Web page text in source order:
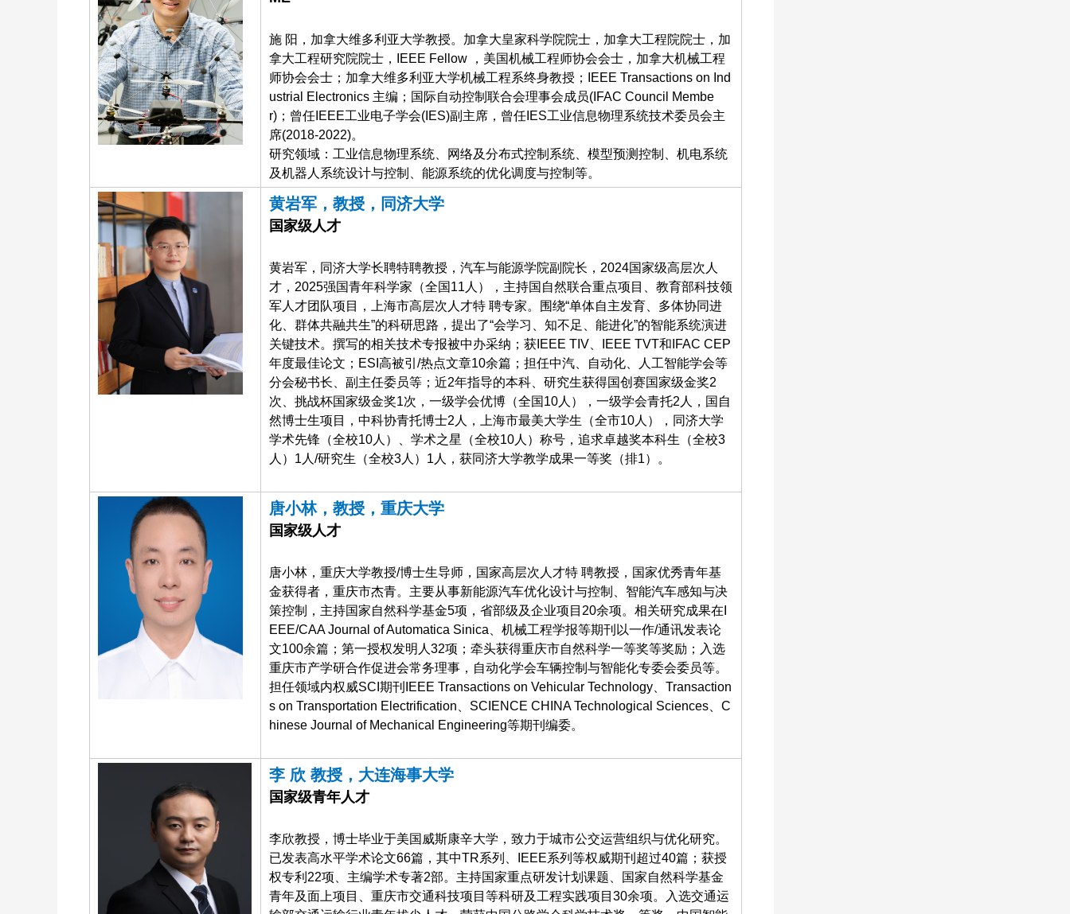
施 阳，加拿大维多利亚大学教授。加拿大皇家科学院院士，加拿大工程院院士，加
拿大工程研究院院士，IEEE Fellow ，美国机械工程师协会会士，加拿大机械工程
师协会会士；加拿大维多利亚大学机械工程系终身教授；IEEE Transactions on Ind
ustrial Electronics 主编；国际自动控制联合会理事会成员(IFAC Council Membe
r)；曾任IEEE工业电子学会(IES)副主席，曾任IES工业信息物理系统技术委员会主
席(2018-2022)。
研究领域：工业信息物理系统、网络及分布式控制系统、模型预测控制、机电系统
及机器人系统设计与控制、能源系统的优化调度与控制等。
黄岩军，教授，同济大学
国家级人才
黄岩军，同济大学长聘特聘教授，汽车与能源学院副院长，2024国家级高层次人
才，2025强国青年科学家（全国11人），主持国自然联合重点项目、教育部科技领
军人才团队项目，上海市高层次人才特 聘专家。围绕“单体自主发育、多体协同进
化、群体共融共生”的科研思路，提出了“会学习、知不足、能进化”的智能系统演进
关键技术。撰写的相关技术专报被中办采纳；获IEEE TIV、IEEE TVT和IFAC CEP
年度最佳论文；ESI高被引/热点文章10余篇；担任中汽、自动化、人工智能学会等
分会秘书长、副主任委员等；近2年指导的本科、研究生获得国创赛国家级金奖2
次、挑战杯国家级金奖1次，一级学会优博（全国10人），一级学会青托2人，国自
然博士生项目，中科协青托博士2人，上海市最美大学生（全市10人），同济大学
学术先锋（全校10人）、学术之星（全校10人）称号，追求卓越奖本科生（全校3
人）1人/研究生（全校3人）1人，获同济大学教学成果一等奖（排1）。
唐小林，教授，重庆大学
国家级人才
唐小林，重庆大学教授/博士生导师，国家高层次人才特 聘教授，国家优秀青年基
金获得者，重庆市杰青。主要从事新能源汽车优化设计与控制、智能汽车感知与决
策控制，主持国家自然科学基金5项，省部级及企业项目20余项。相关研究成果在I
EEE/CAA Journal of Automatica Sinica、机械工程学报等期刊以一作/通讯发表论
文100余篇；第一授权发明人32项；牵头获得重庆市自然科学一等奖等奖励；入选
重庆市产学研合作促进会常务理事，自动化学会车辆控制与智能化专委会委员等。
担任领域内权威SCI期刊IEEE Transactions on Vehicular Technology、Transaction
s on Transportation Electrification、SCIENCE CHINA Technological Sciences、C
hinese Journal of Mechanical Engineering等期刊编委。
李 欣 教授，大连海事大学
国家级青年人才
李欣教授，博士毕业于美国威斯康辛大学，致力于城市公交运营组织与优化研究。
已发表高水平学术论文66篇，其中TR系列、IEEE系列等权威期刊超过40篇；获授
权专利22项、主编学术专著2部。主持国家重点研发计划课题、国家自然科学基金
青年及面上项目、重庆市交通科技项目等科研及工程实践项目30余项。入选交通运